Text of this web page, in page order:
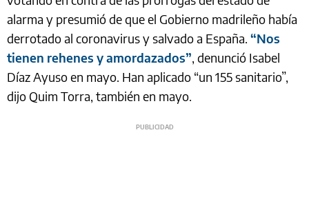
alarma y presumió de que el Gobierno madrileño había
derrotado al coronavirus y salvado a España. “Nos
tienen rehenes y amordazados”, denunció Isabel
Díaz Ayuso en mayo. Han aplicado “un 155 sanitario”,
dijo Quim Torra, también en mayo.